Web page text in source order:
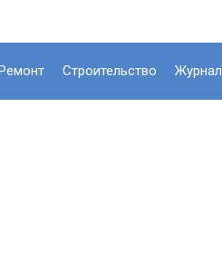
ремонт строительство журнал